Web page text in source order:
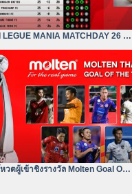
LEGUE MANIA MATCHDAY 26 |
งค็อก ยังห่างอยู่ 3
วตผู้เข้าชิงรางวัล Molten Goal Of